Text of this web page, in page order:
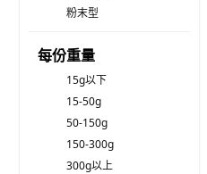
粉末型
每份重量
15g以下
15-50g
50-150g
150-300g
300g以上